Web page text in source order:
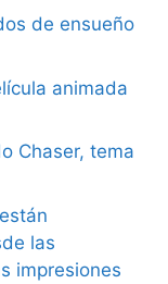
de ensueño
animada
Chaser, tema
las
impresiones